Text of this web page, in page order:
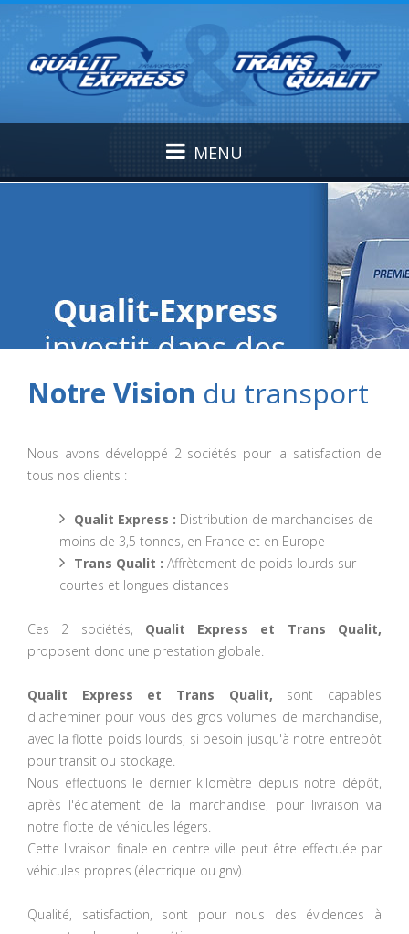
MENU
Notre Vision du transport
Nous avons développé 2 sociétés pour la satisfaction de
tous nos clients :
Qualit Express : Distribution de marchandises de
moins de 3,5 tonnes, en France et en Europe
Trans Qualit : Affrètement de poids lourds sur
courtes et longues distances
Ces 2 sociétés, Qualit Express et Trans Qualit,
proposent donc une prestation globale.
Qualit Express et Trans Qualit, sont capables
d'acheminer pour vous des gros volumes de marchandise,
avec la flotte poids lourds, si besoin jusqu'à notre entrepôt
pour transit ou stockage.
Nous effectuons le dernier kilomètre depuis notre dépôt,
après l'éclatement de la marchandise, pour livraison via
notre flotte de véhicules légers.
Cette livraison finale en centre ville peut être effectuée par
véhicules propres (électrique ou gnv).
Qualité, satisfaction, sont pour nous des évidences à